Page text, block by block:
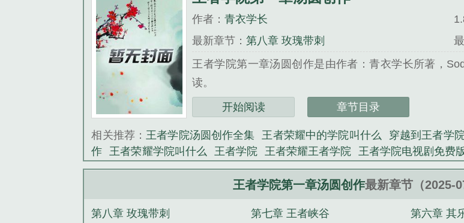
作者：青衣学长
最新章节：第八章 玫瑰带刺
王者学院第一章汤圆创作是由作者：青衣学长所著，
读。
三秒记住本站：Sodu小说 网址：www.soduso.org...
《王者学院第一章汤圆创作》是青衣学长精心创作的科幻
开始阅读 章节目录
相关推荐：王者学院汤圆创作全集 王者荣耀中的学院叫什么 穿越到王者学
作
王者荣耀学院叫什么 王者学院 王者荣耀王者学院 王者学院电视剧免费
者学院文 王者学院第七十七章汤圆创作 王者星学院 王者荣耀什么下学院
王者荣耀 学院 王者荣耀里面的学院 王者荣耀学院之音
么设置
傻根正传 花都至尊小法师 愿有岁月共你白头 小呆的穿
王者学院第一章汤圆创作最新章节（2025-
第八章 玫瑰带刺 第七章 王者峡谷 第六章 其